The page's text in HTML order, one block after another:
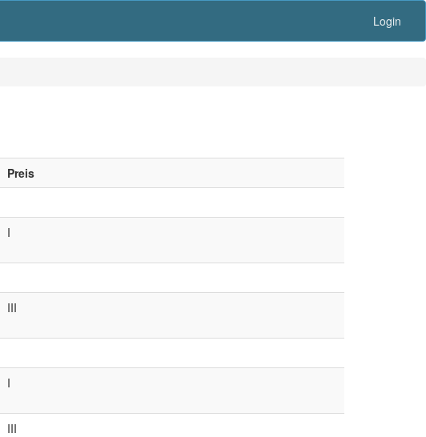
Login
Preis
I
III
I
III